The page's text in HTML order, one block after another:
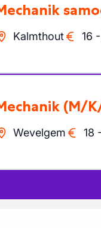
Mechanik
Kalmthout 16 -
Mechanik (M/
Wevelgem 18 -